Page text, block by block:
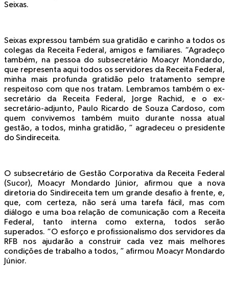
Seixas.
Seixas expressou também sua gratidão e carinho a todos os
colegas da Receita Federal, amigos e familiares. “Agradeço
também, na pessoa do subsecretário Moacyr Mondardo,
que representa aqui todos os servidores da Receita Federal,
minha mais profunda gratidão pelo tratamento sempre
respeitoso com que nos tratam. Lembramos também o ex-
secretário da Receita Federal, Jorge Rachid, e o ex-
secretário-adjunto, Paulo Ricardo de Souza Cardoso, com
quem convivemos também muito durante nossa atual
gestão, a todos, minha gratidão, ” agradeceu o presidente
do Sindireceita.
O subsecretário de Gestão Corporativa da Receita Federal
(Sucor), Moacyr Mondardo Júnior, afirmou que a nova
diretoria do Sindireceita tem um grande desafio à frente, e,
que, com certeza, não será uma tarefa fácil, mas com
diálogo e uma boa relação de comunicação com a Receita
Federal, tanto interna como externa, todos serão
superados. “O esforço e profissionalismo dos servidores da
RFB nos ajudarão a construir cada vez mais melhores
condições de trabalho a todos, ” afirmou Moacyr Mondardo
Júnior.